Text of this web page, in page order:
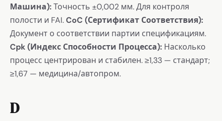
Машина):Точность ±0,002 мм. Для контроля
полости и FAI.CoC (Сертификат Соответствия):
Документ о соответствии партии спецификациям.
Cpk (Индекс Способности Процесса): Насколько
процесс центрирован и стабилен. ≥1,33 — стандарт;
≥1,67 — медицина/автопром.
D